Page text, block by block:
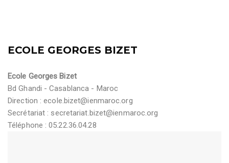
ECOLE GEORGES BIZET
Ecole Georges Bizet
Bd Ghandi - Casablanca - Maroc
Direction :ecole.bizet@ienmaroc.org
Secrétariat : secretariat.bizet@ienmaroc.org
Téléphone : 05.22.36.04.28